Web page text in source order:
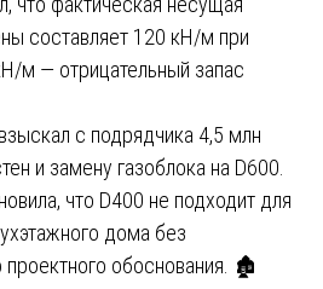
составляет 120 кН/м при
м — отрицательный запас
с подрядчика 4,5 млн
и замену газоблока на D600.
что D400 не подходит для
дома без
проектного обоснования. 🏚️